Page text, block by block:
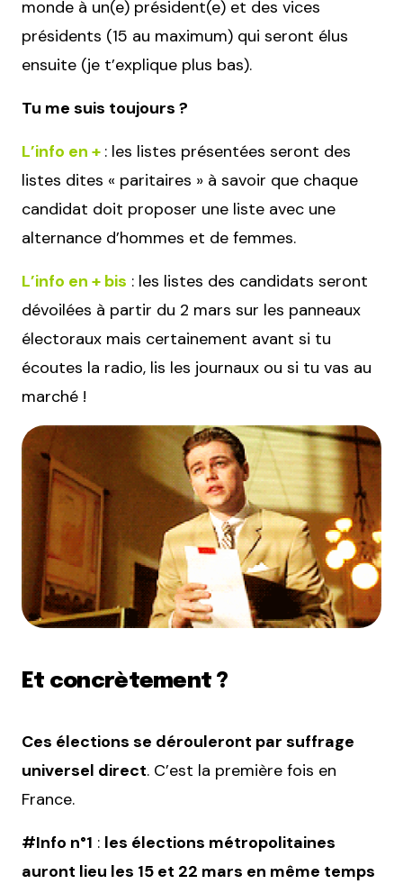
monde à un(e) président(e) et des vices
présidents (15 au maximum) qui seront élus
ensuite (je t’explique plus bas).
Tu me suis toujours ?
L’info en + : les listes présentées seront des
listes dites « paritaires » à savoir que chaque
candidat doit proposer une liste avec une
alternance d’hommes et de femmes.
L’info en + bis : les listes des candidats seront
dévoilées à partir du 2 mars sur les panneaux
électoraux mais certainement avant si tu
écoutes la radio, lis les journaux ou si tu vas au
marché !
Et concrètement ?
Ces élections se dérouleront par suffrage
universel direct. C’est la première fois en
France.
#Info n°1 : les élections métropolitaines
auront lieu les 15 et 22 mars en même temps